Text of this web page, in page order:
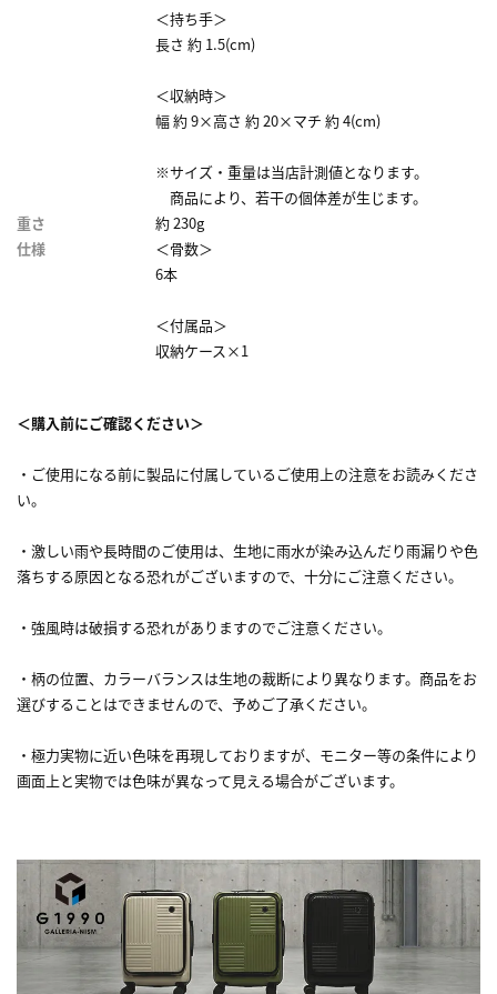
＜持ち手＞
長さ 約 1.5(cm)
＜収納時＞
幅 約 9×高さ 約 20×マチ 約 4(cm)
※サイズ・重量は当店計測値となります。
商品により、若干の個体差が生じます。
重さ
約 230g
仕様
＜骨数＞
6本
＜付属品＞
収納ケース×1
＜購入前にご確認ください＞
・ご使用になる前に製品に付属しているご使用上の注意をお読みくださ
い。
・激しい雨や長時間のご使用は、生地に雨水が染み込んだり雨漏りや色
落ちする原因となる恐れがございますので、十分にご注意ください。
・強風時は破損する恐れがありますのでご注意ください。
・柄の位置、カラーバランスは生地の裁断により異なります。商品をお
選びすることはできませんので、予めご了承ください。
・極力実物に近い色味を再現しておりますが、モニター等の条件により
画面上と実物では色味が異なって見える場合がございます。